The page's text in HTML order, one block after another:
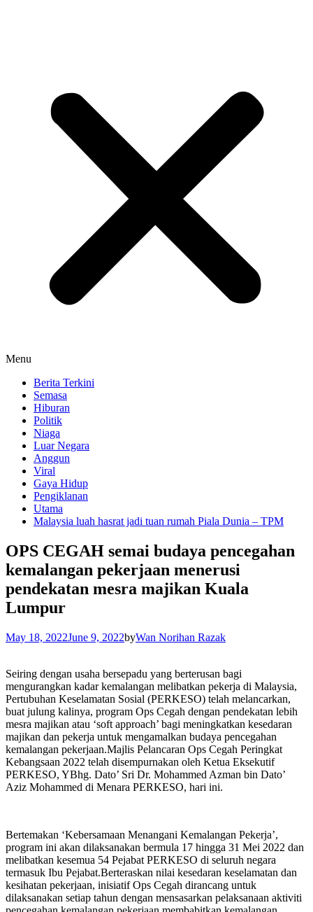
Menu
Berita Terkini
Semasa
Hiburan
Politik
Niaga
Luar Negara
Anggun
Viral
Gaya Hidup
Pengiklanan
Utama
Malaysia luah hasrat jadi tuan rumah Piala Dunia – TPM
OPS CEGAH semai budaya pencegahan
kemalangan pekerjaan menerusi
pendekatan mesra majikan Kuala
Lumpur
May 18, 2022June 9, 2022byWan Norihan Razak
Seiring dengan usaha bersepadu yang berterusan bagi
mengurangkan kadar kemalangan melibatkan pekerja di Malaysia,
Pertubuhan Keselamatan Sosial (PERKESO) telah melancarkan,
buat julung kalinya, program Ops Cegah dengan pendekatan lebih
mesra majikan atau ‘soft approach’ bagi meningkatkan kesedaran
majikan dan pekerja untuk mengamalkan budaya pencegahan
kemalangan pekerjaan.Majlis Pelancaran Ops Cegah Peringkat
Kebangsaan 2022 telah disempurnakan oleh Ketua Eksekutif
PERKESO, YBhg. Dato’ Sri Dr. Mohammed Azman bin Dato’
Aziz Mohammed di Menara PERKESO, hari ini.
Bertemakan ‘Kebersamaan Menangani Kemalangan Pekerja’,
program ini akan dilaksanakan bermula 17 hingga 31 Mei 2022 dan
melibatkan kesemua 54 Pejabat PERKESO di seluruh negara
termasuk Ibu Pejabat.Berteraskan nilai kesedaran keselamatan dan
kesihatan pekerjaan, inisiatif Ops Cegah dirancang untuk
dilaksanakan setiap tahun dengan mensasarkan pelaksanaan aktiviti